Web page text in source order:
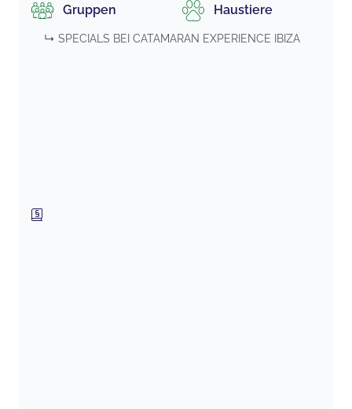
Gruppen Haustiere
↳ SPECIALS BEI CATAMARAN EXPERIENCE IBIZA